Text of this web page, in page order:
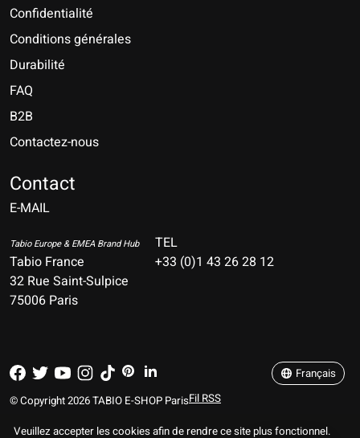
Confidentialité
Conditions générales
Durabilité
FAQ
B2B
Contactez-nous
Contact
E-MAIL
Tabio Europe & EMEA Brand Hub
Tabio France
32 Rue Saint-Sulpice
75006 Paris
TEL
+33 (0)1 43 26 28 12
© Copyright 2026 TABIO E-SHOP ParisFil RSS
Français
Veuillez accepter les cookies afin de rendre ce site plus fonctionnel.